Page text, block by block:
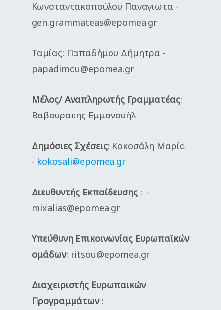
Κωνσταντακοπούλου Παναγιωτα -
gen.grammateas@epomea.gr
Ταμίας: Παπαδήμου Δήμητρα -
papadimou@epomea.gr
Μέλος/ Αναπληρωτής Γραμματέας:
Βαβουρακης Εμμανουήλ
Δημόσιες Σχέσεις: Κοκοσάλη Μαρία
- kokosali@epomea.gr
Διευθυντής Εκπαίδευσης : -
mixalias@epomea.gr
Υπεύθυνη Επικοινωνίας Ευρωπαϊκών
ομάδων: ritsou@epomea.gr
Διαχειριστής Ευρωπαικών
Προγραμμάτων: